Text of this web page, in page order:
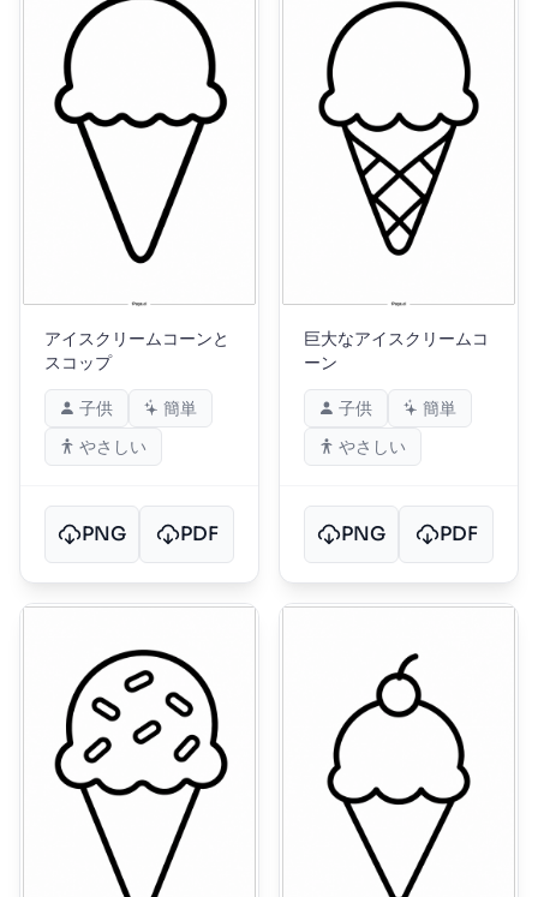
アイスクリームコーンと
スコップ
子供
簡単
やさしい
PNG PDF
巨大なアイスクリームコ
ーン
子供
簡単
やさしい
PNG PDF